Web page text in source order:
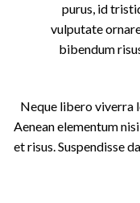
purus, id
vulputate
bibendum
Neque libero viverra
Aenean elementum
et risus. Suspendisse